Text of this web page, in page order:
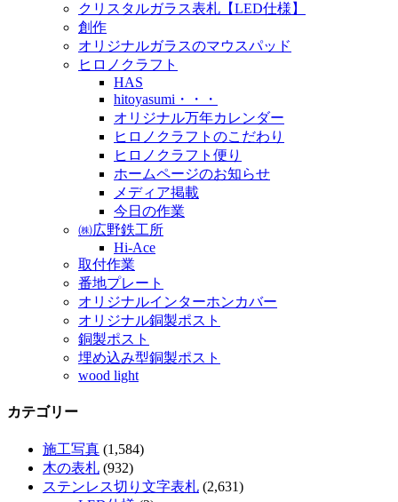
クリスタルガラス表札【LED仕様】
創作
オリジナルガラスのマウスパッド
ヒロノクラフト
HAS
hitoyasumi・・・
オリジナル万年カレンダー
ヒロノクラフトのこだわり
ヒロノクラフト便り
ホームページのお知らせ
メディア掲載
今日の作業
㈱広野鉄工所
Hi-Ace
取付作業
番地プレート
オリジナルインターホンカバー
オリジナル銅製ポスト
銅製ポスト
埋め込み型銅製ポスト
wood light
カテゴリー
施工写真 (1,584)
木の表札 (932)
ステンレス切り文字表札 (2,631)